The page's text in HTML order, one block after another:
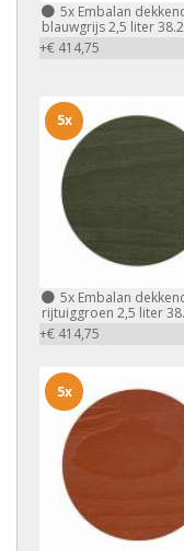
5x Embalan
blauwgrijs 2,5 liter
+€ 414,75
5x Embalan
rijtuiggroen 2,5 liter
+€ 414,75
5x
5x